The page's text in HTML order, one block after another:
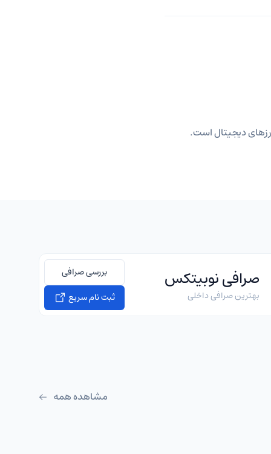
دیجیتال است.
صرافی نوبیتکس
بهترین صرافی داخلی
بررسی صرافی
ثبت نام سریع
مشاهده همه